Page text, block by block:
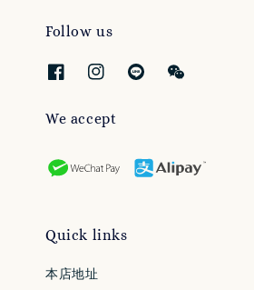
Follow us
We accept
Quick links
本店地址